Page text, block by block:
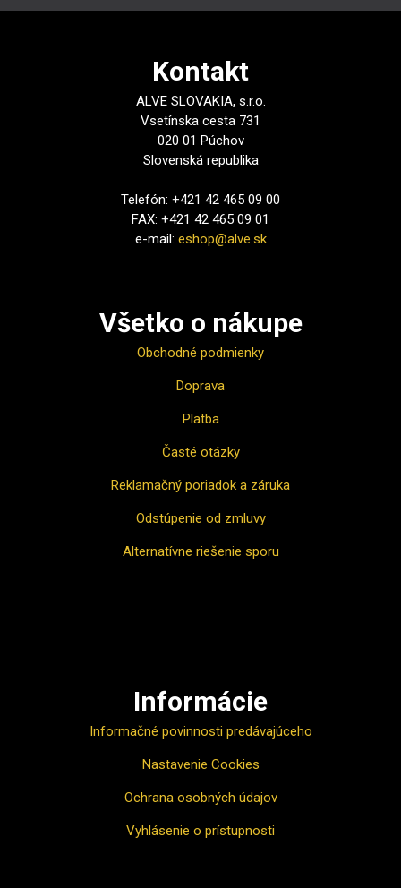
Kontakt
ALVE SLOVAKIA, s.r.o.
Vsetínska cesta 731
020 01 Púchov
Slovenská republika
Telefón: +421 42 465 09 00
FAX: +421 42 465 09 01
e-mail: eshop@alve.sk
Všetko o nákupe
Obchodné podmienky
Doprava
Platba
Časté otázky
Reklamačný poriadok a záruka
Odstúpenie od zmluvy
Alternatívne riešenie sporu
Informácie
Informačné povinnosti predávajúceho
Nastavenie Cookies
Ochrana osobných údajov
Vyhlásenie o prístupnosti